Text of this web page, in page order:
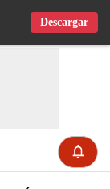
Descargar